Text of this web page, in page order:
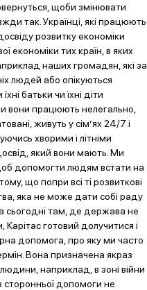
щоби змінювати
так. Українці, які працюють
розвитку економіки
економіки тих країн, в яких
наших громадян, які за
людей або опікуються
батьки чи їхні діти
вони працюють нелегально,
живуть у сім’ях 24/7 і
хворими і літніми
який вони мають. Ми
допомогти людям встати на
що попри всі ті розвиткові
яка не може дати собі раду
сьогодні там, де держава не
готовий долучитися і
допомога, про яку ми часто
Вона призначена якраз
наприклад, в зоні війни
сторонньої допомоги не